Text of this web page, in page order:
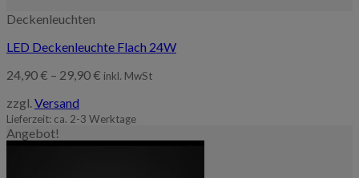
Deckenleuchten
LED Deckenleuchte Flach 24W
24,90€ – 29,90€ Preisspanne:
29,90 €
inkl. MwSt
zzgl.Versand
Lieferzeit: ca. 2-3 Werktage
Angebot!